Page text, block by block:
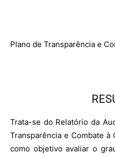
Plano de Transparência e
Trata-se do Relatório da
Transparência e Combate à
como objetivo avaliar o